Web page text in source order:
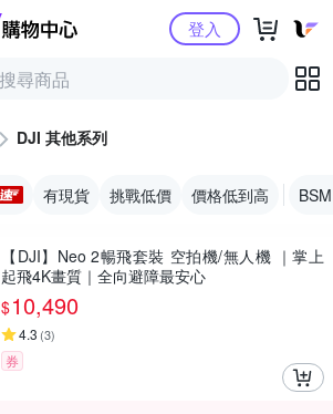
Yahoo購物中心登入
DJI 其他系列
有現貨 挑戰低價 價格低到高
【DJI】Neo 2暢飛套裝 空拍機/無人機 ｜掌上
起飛4K畫質｜全向避障最安心
$10,490
4.3 (3)
券